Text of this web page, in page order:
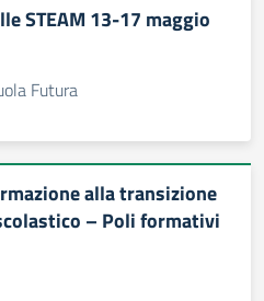
STEAM 13-17 maggio
Futura
alla transizione
– Poli formativi